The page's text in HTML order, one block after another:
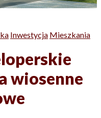
Inwestycja Mieszkania
wiosenne